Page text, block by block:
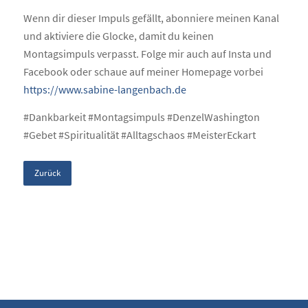
Wenn dir dieser Impuls gefällt, abonniere meinen Kanal
und aktiviere die Glocke, damit du keinen
Montagsimpuls verpasst. Folge mir auch auf Insta und
Facebook oder schaue auf meiner Homepage vorbei
https://www.sabine-langenbach.de
#Dankbarkeit #Montagsimpuls #DenzelWashington
#Gebet #Spiritualität #Alltagschaos #MeisterEckart
Zurück